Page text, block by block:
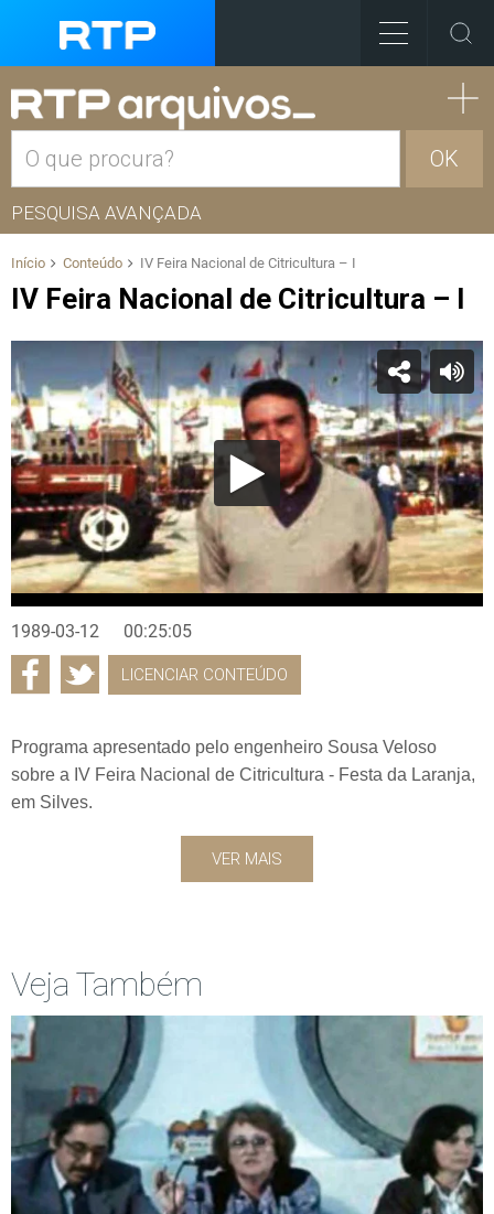
OK
PESQUISA AVANÇADA
Início Conteúdo IV Feira Nacional de Citricultura – I
IV Feira Nacional de Citricultura – I
1989-03-12 00:25:05
LICENCIAR CONTEÚDO
Programa apresentado pelo engenheiro Sousa Veloso
sobre a IV Feira Nacional de Citricultura - Festa da Laranja,
em Silves.
VER MAIS
Veja Também